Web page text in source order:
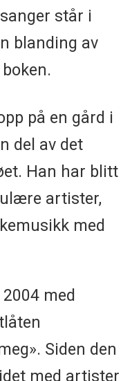
står i
blanding av
på en gård i
del av det
Han har blitt
artister,
med
med
Siden den
med artister